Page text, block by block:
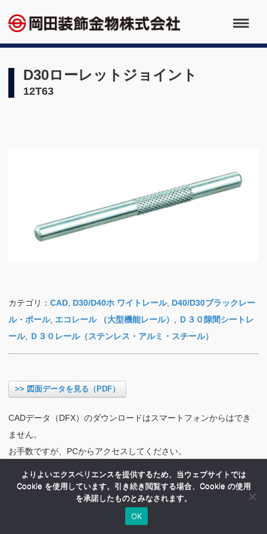
D30ローレットジョイント
12T63
カテゴリ： CAD D30/D40ホ ワイトレール, D40/D30ブラックレー
ル・ポール, エコレール （大型機能レール）
Ｄ３０隙間シートレ
ール, Ｄ３０レール（ステンレス・アルミ・スチール）
>> 図面データを見る（PDF）
CADデータ（DFX）のダウンロードはスマートフォンからはでき
ません。
お手数ですが、PCからアクセスしてください。
よりよいエクスペリエンスを提供するため、当ウェブサイトでは
Cookie を使用しています。引き続き閲覧する場合、Cookie の使用
を承諾したものとみなされます。
OK